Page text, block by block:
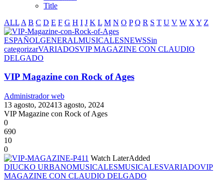
Title
ALL A B C D E F G H I J K L M N O P Q R S T U V W X Y Z
ESPAÑOLGENERALMUSICALESNEWSSin
categorizarVARIADOSVIP MAGAZINE CON CLAUDIO
DELGADO
VIP Magazine con Rock of Ages
Administrador web
13 agosto, 202413 agosto, 2024
VIP Magazine con Rock of Ages
0
690
10
0
Watch LaterAdded
DIUCKO URBANOMUSICALESMUSICALESVARIADOVIP
MAGAZINE CON CLAUDIO DELGADO